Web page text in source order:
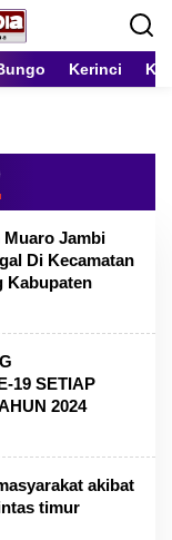
Kerinci
Muaro Jambi
Di Kecamatan
Kabupaten
19 SETIAP
2024
akibat
timur